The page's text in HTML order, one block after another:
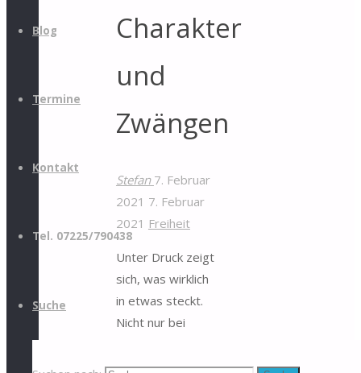
Blog
Termine
Kontakt
Tel. 07225/790438
Suche
Charakter
und
Zwängen
Stefan 7. Februar
2021 7. Februar
2021 Freiheit
Unter Druck zeigt
sich, was wirklich
in etwas steckt.
Nicht nur bei
auchdurch die